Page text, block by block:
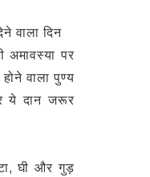
वाला दिन
अमावस्या पर
वाला पुण्य
ये दान जरूर
घी और गुड़